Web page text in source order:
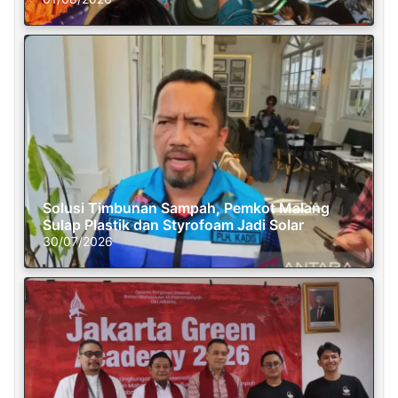
Solusi Timbunan Sampah, Pemkot Malang
Sulap Plastik dan Styrofoam Jadi Solar
30/07/2026